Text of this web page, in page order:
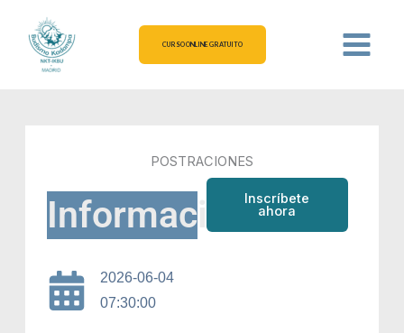
contenido
CURSO ONLINE GRATUITO
POSTRACIONES
Información
2026-06-04
07:30:00
Inscríbete
ahora